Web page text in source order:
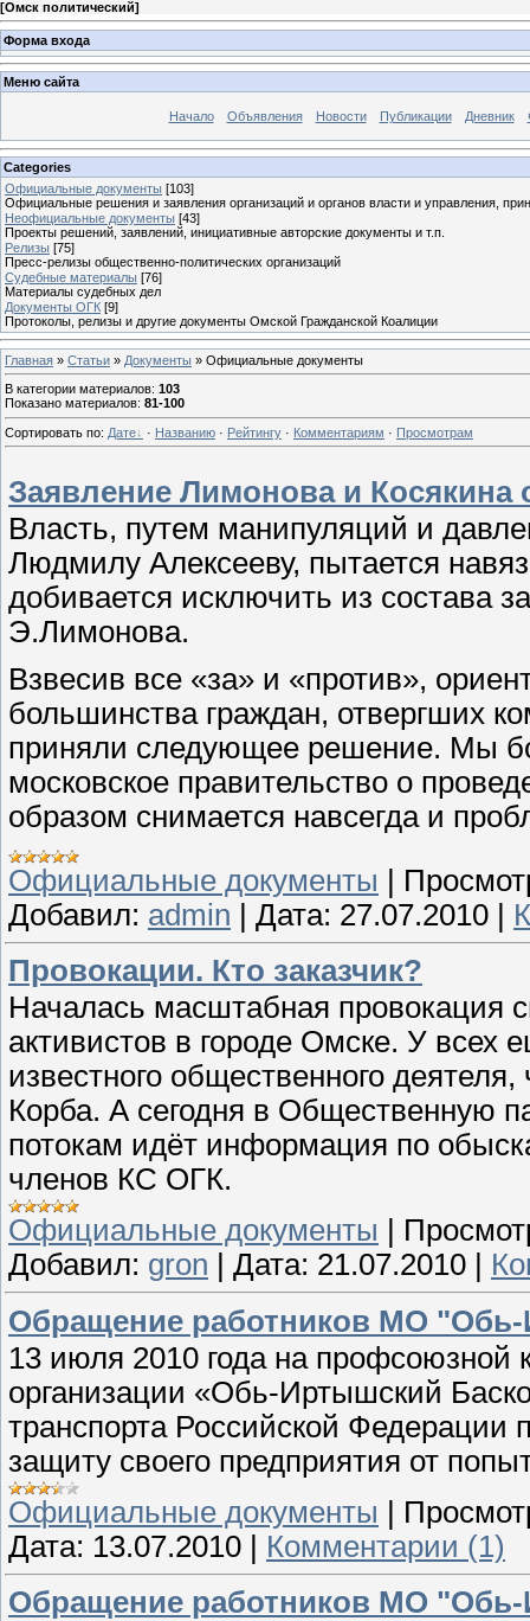
[Омск политический]
Форма входа
Меню сайта
Начало Объявления Новости Публикации Дневник
Categories
Официальные документы [103]
Официальные решения и заявления организаций и органов власти и управления,
Неофициальные документы [43]
Проекты решений, заявлений, инициативные авторские документы и т.п.
Релизы [75]
Пресс-релизы общественно-политических организаций
Судебные материалы [76]
Материалы судебных дел
Документы ОГК [9]
Протоколы, релизы и другие документы Омской Гражданской Коалиции
Главная » Статьи » Документы » Официальные документы
В категории материалов: 103
Показано материалов: 81-100
Сортировать по: Дате · Названию · Рейтингу · Комментариям · Просмотрам
Заявление Лимонова и Косякина
Власть, путем манипуляций и
Людмилу Алексееву, пытается
добивается исключить из состава
Э.Лимонова.
Взвесив все «за» и «против»,
большинства граждан, отвергших
приняли следующее решение. Мы
московское правительство о
образом снимается навсегда и
Официальные документы |
Добавил: admin | Дата: 27.07.2010 |
Провокации. Кто заказчик?
Началась масштабная провокация
активистов в городе Омске. У всех
известного общественного
Корба. А сегодня в Общественную
потокам идёт информация по
членов КС ОГК.
Официальные документы
Добавил: gron Дата: 21.07.2010
Обращение работников МО
13 июля 2010 года на
организации «Обь-Иртышский
транспорта Российской
защиту своего предприятия от
Официальные документы |
Дата: 13.07.2010 | Комментарии (1)
Обращение работников МО